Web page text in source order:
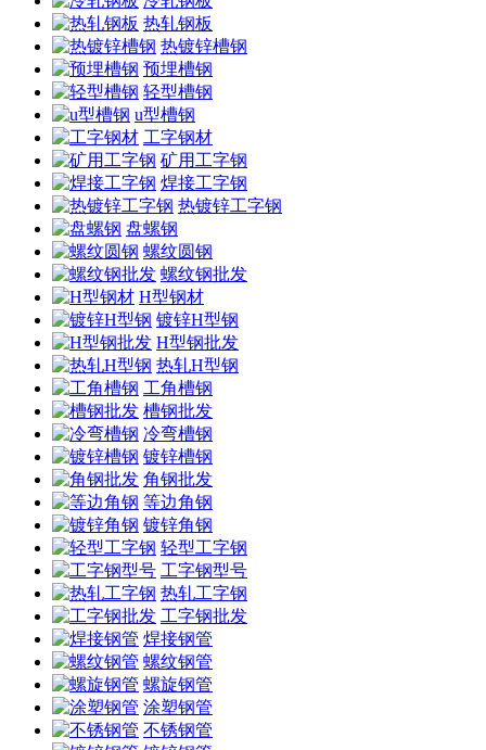
热轧钢板
热镀锌槽钢
预埋槽钢
轻型槽钢
u型槽钢
工字钢材
矿用工字钢
焊接工字钢
热镀锌工字钢
盘螺钢
螺纹圆钢
螺纹钢批发
H型钢材
镀锌H型钢
H型钢批发
热轧H型钢
工角槽钢
槽钢批发
冷弯槽钢
镀锌槽钢
角钢批发
等边角钢
镀锌角钢
轻型工字钢
工字钢型号
热轧工字钢
工字钢批发
焊接钢管
螺纹钢管
螺旋钢管
涂塑钢管
不锈钢管